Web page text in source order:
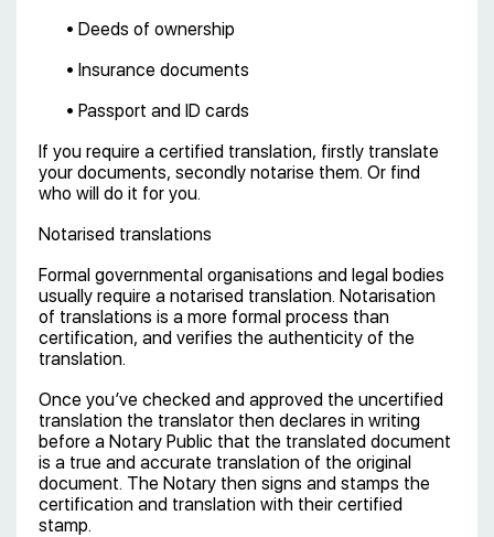
• Deeds of ownership
• Insurance documents
• Passport and ID cards
If you require a certified translation, firstly translate
your documents, secondly notarise them. Or find
who will do it for you.
Notarised translations
Formal governmental organisations and legal bodies
usually require a notarised translation. Notarisation
of translations is a more formal process than
certification, and verifies the authenticity of the
translation.
Once you’ve checked and approved the uncertified
translation the translator then declares in writing
before a Notary Public that the translated document
is a true and accurate translation of the original
document. The Notary then signs and stamps the
certification and translation with their certified
stamp.